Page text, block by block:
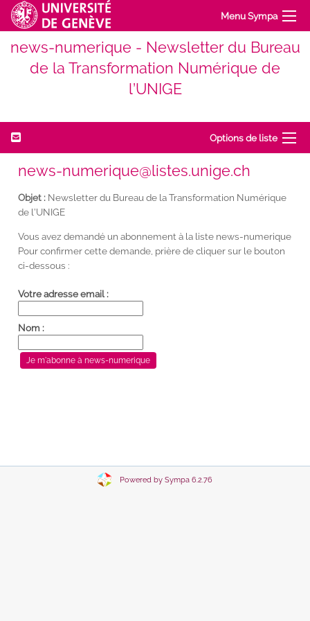
Menu Sympa
news-numerique - Newsletter du Bureau
de la Transformation Numérique de
l’UNIGE
Options de liste
news-numerique@listes.unige.ch
Objet : Newsletter du Bureau de la Transformation Numérique
de l’UNIGE
Vous avez demandé un abonnement à la liste news-numerique
Pour confirmer cette demande, prière de cliquer sur le bouton
ci-dessous :
Votre adresse email :
Nom :
Powered by Sympa 6.2.76